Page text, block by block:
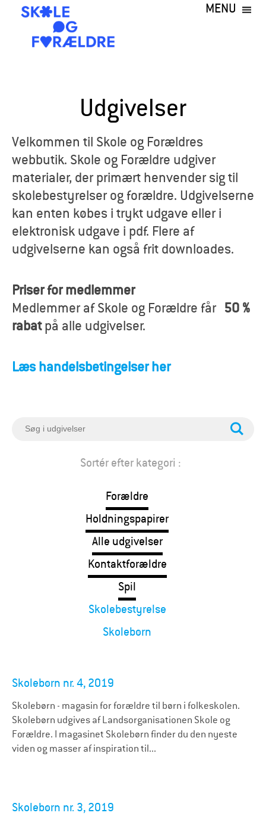
hovedindhold
l
e
o
g
F
r
æ
d
e
MENU
Udgivelser
Velkommen til Skole og Forældres
webbutik. Skole og Forældre udgiver
materialer, der primært henvender sig til
skolebestyrelser og forældre. Udgivelserne
kan enten købes i trykt udgave eller i
elektronisk udgave i pdf. Flere af
udgivelserne kan også frit downloades.
Priser for medlemmer
Medlemmer af Skole og Forældre får 50 %
rabatpå alle udgivelser.
Læs handelsbetingelser her
S
Sortér efter kategori :
Forældre
Holdningspapirer
Alle udgivelser
Kontaktforældre
Spil
Skolebestyrelse
Skolebørn
Skolebørn nr. 4, 2019
Skolebørn - magasin for forældre til børn i folkeskolen.
Skolebørn udgives af Landsorganisationen Skole og
Forældre. I magasinet Skolebørn finder du den nyeste
viden og masser af inspiration til...
Skolebørn nr. 3, 2019